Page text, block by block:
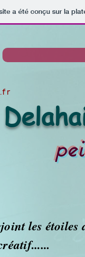
a été conçu sur la
les